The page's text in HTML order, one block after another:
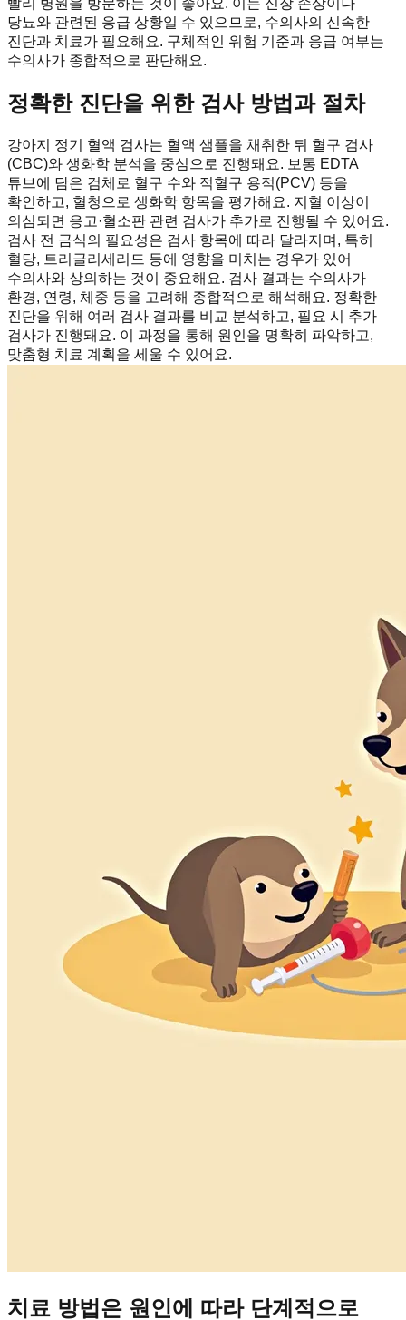
빨리 병원을 방문하는 것이 좋아요. 이는 신장 손상이나
당뇨와 관련된 응급 상황일 수 있으므로, 수의사의 신속한
진단과 치료가 필요해요. 구체적인 위험 기준과 응급 여부는
수의사가 종합적으로 판단해요.
정확한 진단을 위한 검사 방법과 절차
강아지 정기 혈액 검사는 혈액 샘플을 채취한 뒤 혈구 검사
(CBC)와 생화학 분석을 중심으로 진행돼요. 보통 EDTA
튜브에 담은 검체로 혈구 수와 적혈구 용적(PCV) 등을
확인하고, 혈청으로 생화학 항목을 평가해요. 지혈 이상이
의심되면 응고·혈소판 관련 검사가 추가로 진행될 수 있어요.
검사 전 금식의 필요성은 검사 항목에 따라 달라지며, 특히
혈당, 트리글리세리드 등에 영향을 미치는 경우가 있어
수의사와 상의하는 것이 중요해요. 검사 결과는 수의사가
환경, 연령, 체중 등을 고려해 종합적으로 해석해요. 정확한
진단을 위해 여러 검사 결과를 비교 분석하고, 필요 시 추가
검사가 진행돼요. 이 과정을 통해 원인을 명확히 파악하고,
맞춤형 치료 계획을 세울 수 있어요.
치료 방법은 원인에 따라 단계적으로